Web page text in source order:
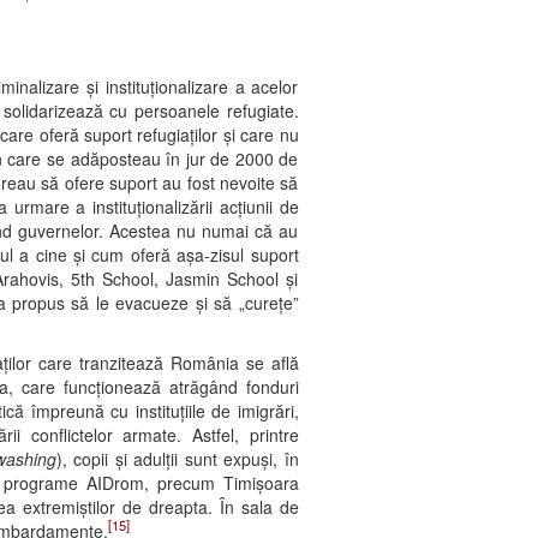
și instituționalizare a acelor
cu persoanele refugiate.
oferă suport refugiaților și care nu
se adăposteau în jur de 2000 de
să ofere suport au fost nevoite să
a instituționalizării acțiunii de
guvernelor. Acestea nu numai că au
a cine și cum oferă așa-zisul suport
5th School, Jasmin School și
să le evacueze și să „curețe”
care tranzitează România se află
care funcționează atrăgând fonduri
împreună cu instituțiile de imigrări,
conflictelor armate. Astfel, printre
), copii și adulții sunt expuși, în
AIDrom, precum Timișoara
extremiștilor de dreapta. În sala de
[15]